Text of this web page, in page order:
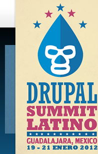
DRUPAL
SUMMIT
LATINO,
GUADALAJARA
2012